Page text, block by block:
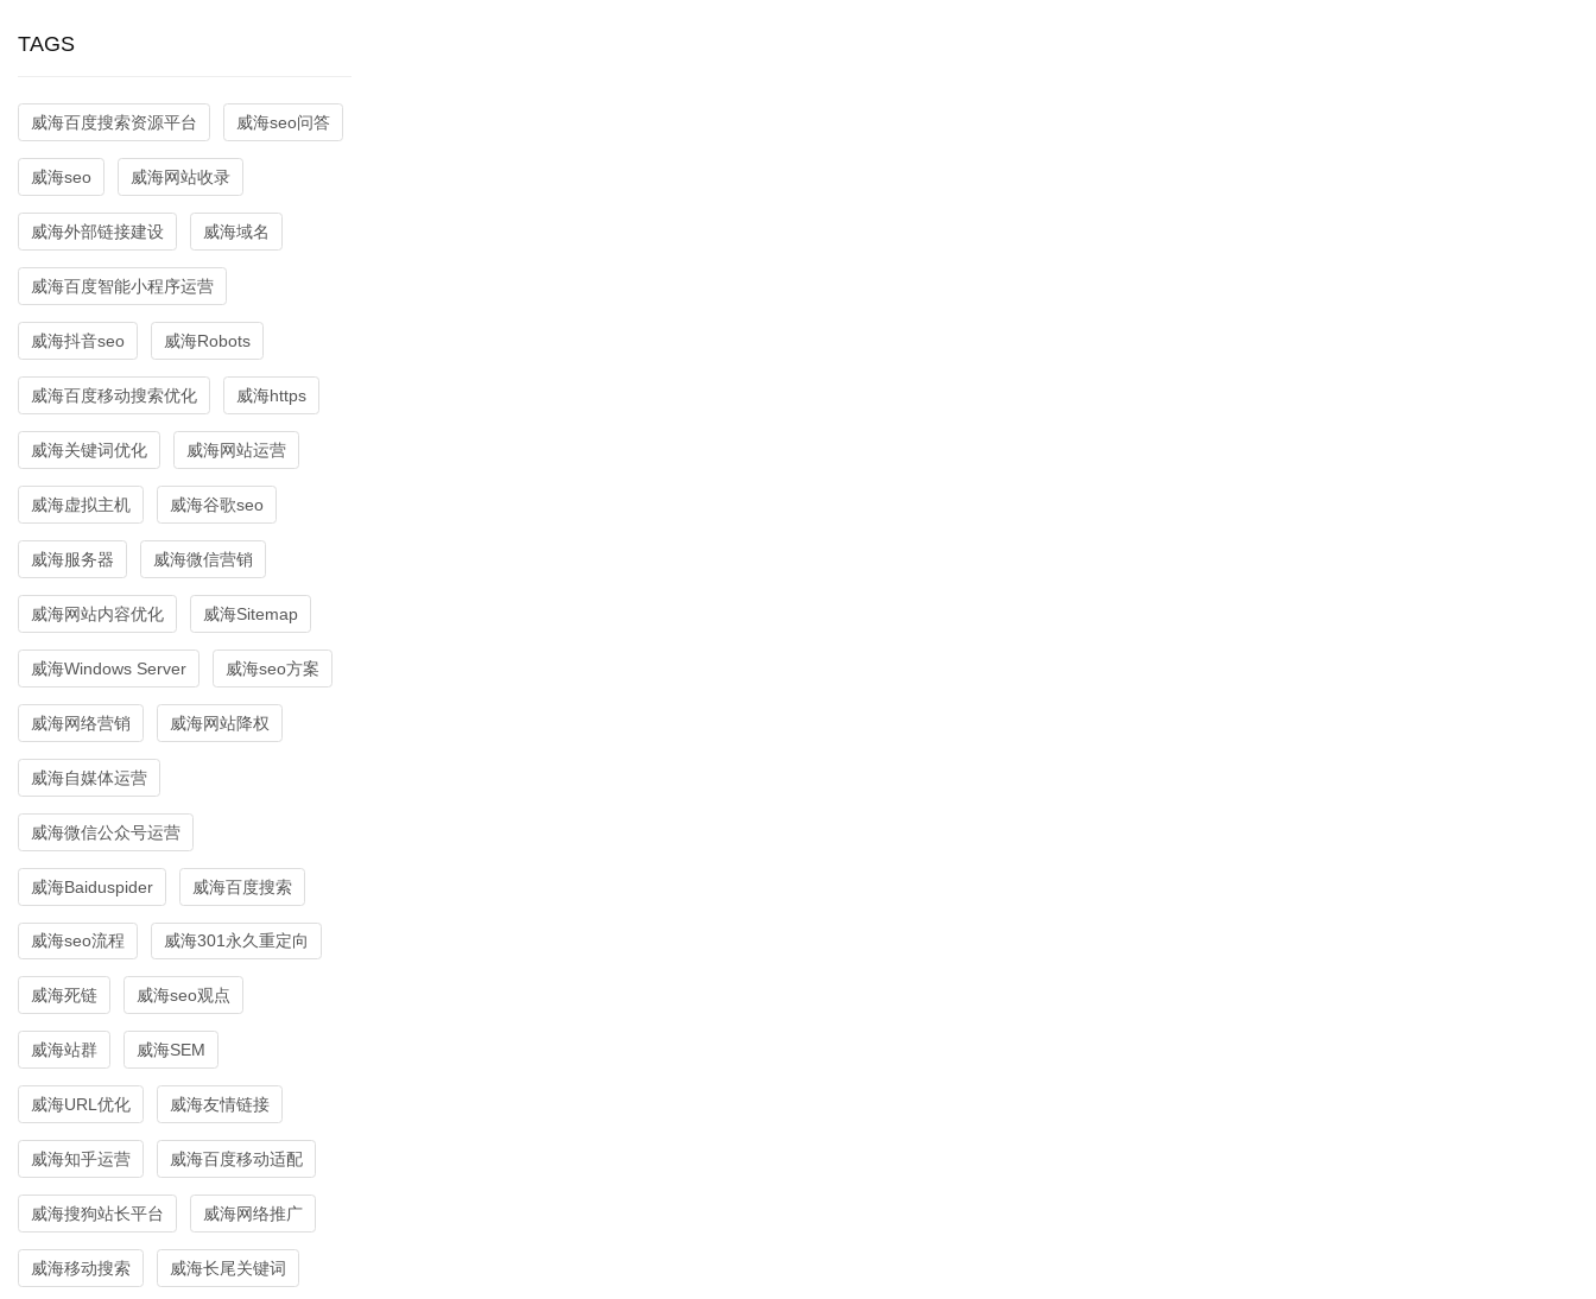
TAGS
威海百度搜索资源平台 威海seo问答
威海seo 威海网站收录
威海外部链接建设 威海域名
威海百度智能小程序运营
威海抖音seo 威海Robots
威海百度移动搜索优化 威海https
威海关键词优化 威海网站运营
威海虚拟主机 威海谷歌seo
威海服务器 威海微信营销
威海网站内容优化 威海Sitemap
威海Windows Server 威海seo方案
威海网络营销 威海网站降权
威海自媒体运营
威海微信公众号运营
威海Baiduspider 威海百度搜索
威海seo流程 威海301永久重定向
威海死链 威海seo观点
威海站群 威海SEM
威海URL优化 威海友情链接
威海知乎运营 威海百度移动适配
威海搜狗站长平台 威海网络推广
威海移动搜索 威海长尾关键词